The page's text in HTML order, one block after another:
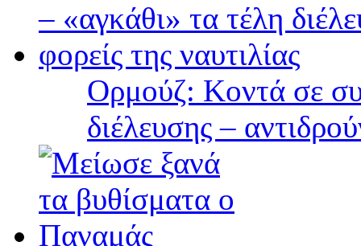
Ορμούζ: Κοντά σε
διέλευσης –